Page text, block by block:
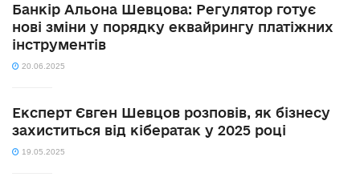
Банкір Альона Шевцова: Регулятор готує
нові зміни у порядку еквайрингу платіжних
інструментів
20.06.2025
Експерт Євген Шевцов розповів, як бізнесу
захиститься від кібератак у 2025 році
19.05.2025